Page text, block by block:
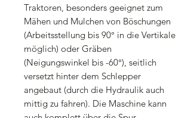
Traktoren, besonders geeignet zum
Mähen und Mulchen von Böschungen
(Arbeitsstellung bis 90° in die Vertikale
möglich) oder Gräben
(Neigungswinkel bis -60°), seitlich
versetzt hinter dem Schlepper
angebaut (durch die Hydraulik auch
mittig zu fahren). Die Maschine kann